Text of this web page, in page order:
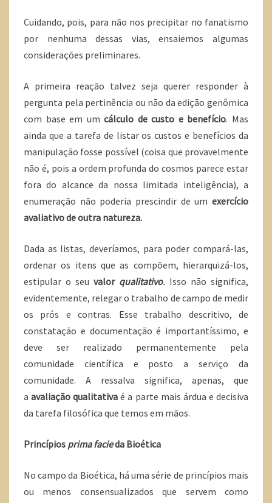
Cuidando, pois, para não nos precipitar no fanatismo
por nenhuma dessas vias, ensaiemos algumas
considerações preliminares.
A primeira reação talvez seja querer responder à
pergunta pela pertinência ou não da edição genômica
com base em umcálculo de custo e benefício. Mas
ainda que a tarefa de listar os custos e benefícios da
manipulação fosse possível (coisa que provavelmente
não é, pois a ordem profunda do cosmos parece estar
fora do alcance da nossa limitada inteligência), a
enumeração não poderia prescindir de um exercício
avaliativo de outra natureza.
Dada as listas, deveríamos, para poder compará-las,
ordenar os itens que as compõem, hierarquizá-los,
estipular o seu valor qualitativo. Isso não significa,
evidentemente, relegar o trabalho de campo de medir
os prós e contras. Esse trabalho descritivo, de
constatação e documentação é importantíssimo, e
deve ser realizado permanentemente pela
comunidade científica e posto a serviço da
comunidade. A ressalva significa, apenas, que
aavaliação qualitativa é a parte mais árdua e decisiva
da tarefa filosófica que temos em mãos.
Princípios prima facieda Bioética
No campo da Bioética, há uma série de princípios mais
ou menos consensualizados que servem como